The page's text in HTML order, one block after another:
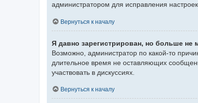
администратором для исправления
Вернуться к началу
Я давно зарегистрирован, но больше не
Возможно, администратор по какой-то
длительное время не оставляющих
участвовать в дискуссиях.
Вернуться к началу